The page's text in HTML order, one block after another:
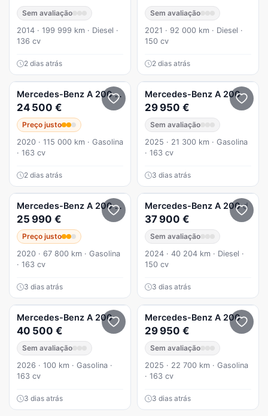
Sem avaliação
2014 · 199 999 km · Diesel ·
136 cv
2 dias atrás
Sem avaliação
2021 · 92 000 km · Diesel ·
150 cv
2 dias atrás
Mercedes-Benz A 200 Limousine
24 500 €
Preço justo
2020 · 115 000 km · Gasolina
· 163 cv
2 dias atrás
Mercedes-Benz A 200
29 950 €
Sem avaliação
2025 · 21 300 km · Gasolina
· 163 cv
3 dias atrás
Mercedes-Benz A 200 AMG Line Aut.
25 990 €
Preço justo
2020 · 67 800 km · Gasolina
· 163 cv
3 dias atrás
Mercedes-Benz A 200 d
37 900 €
Sem avaliação
2024 · 40 204 km · Diesel ·
150 cv
3 dias atrás
Mercedes-Benz A 200
40 500 €
Sem avaliação
2026 · 100 km · Gasolina ·
163 cv
3 dias atrás
Mercedes-Benz A 200
29 950 €
Sem avaliação
2025 · 22 700 km · Gasolina
· 163 cv
3 dias atrás